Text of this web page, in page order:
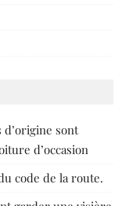
d’origine sont
d’occasion
code de la route.